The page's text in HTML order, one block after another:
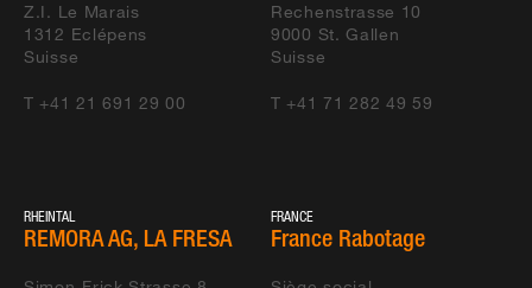
Z.I. Le Marais
1312 Eclépens
Suisse
T +41 21 691 29 00
Rechenstrasse 10
9000 St. Gallen
Suisse
T +41 71 282 49 59
RHEINTAL
REMORA AG, LA FRESA
FRANCE
France Rabotage